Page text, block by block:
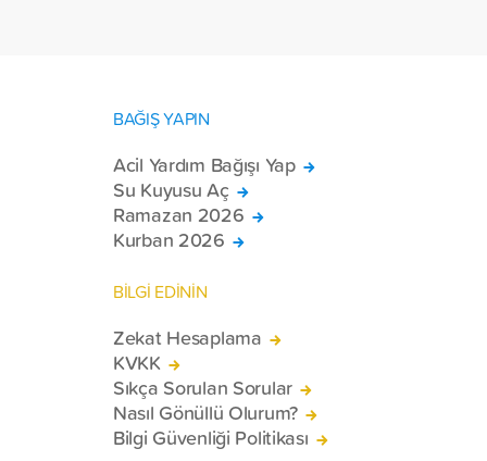
BAĞIŞ YAPIN
Acil Yardım Bağışı Yap
Su Kuyusu Aç
Ramazan 2026
Kurban 2026
BİLGİ EDİNİN
Zekat Hesaplama
KVKK
Sıkça Sorulan Sorular
Nasıl Gönüllü Olurum?
Bilgi Güvenliği Politikası